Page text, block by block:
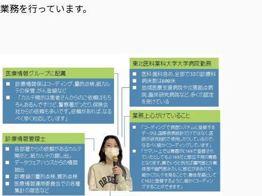
業務を行っています。